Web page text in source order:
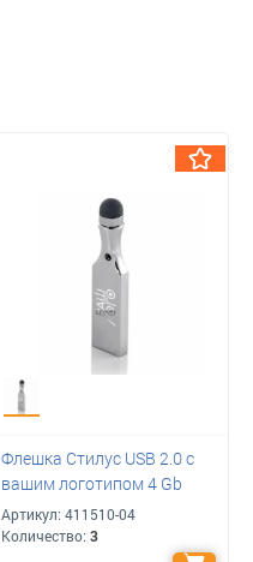
Флешка Стилус USB 2.0 с
вашим логотипом 4 Gb
Артикул: 411510-04
Количество: 3